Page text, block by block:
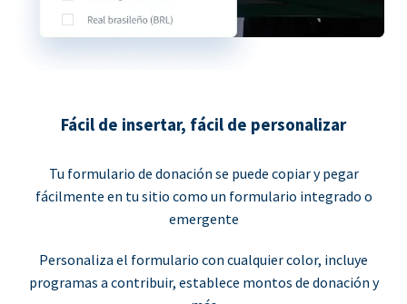
Fácil de insertar, fácil de personalizar
Tu formulario de donación se puede copiar y pegar
fácilmente en tu sitio como un formulario integrado o
emergente
Personaliza el formulario con cualquier color, incluye
programas a contribuir, establece montos de donación y